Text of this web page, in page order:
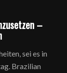
–
sei es in
Brazilian